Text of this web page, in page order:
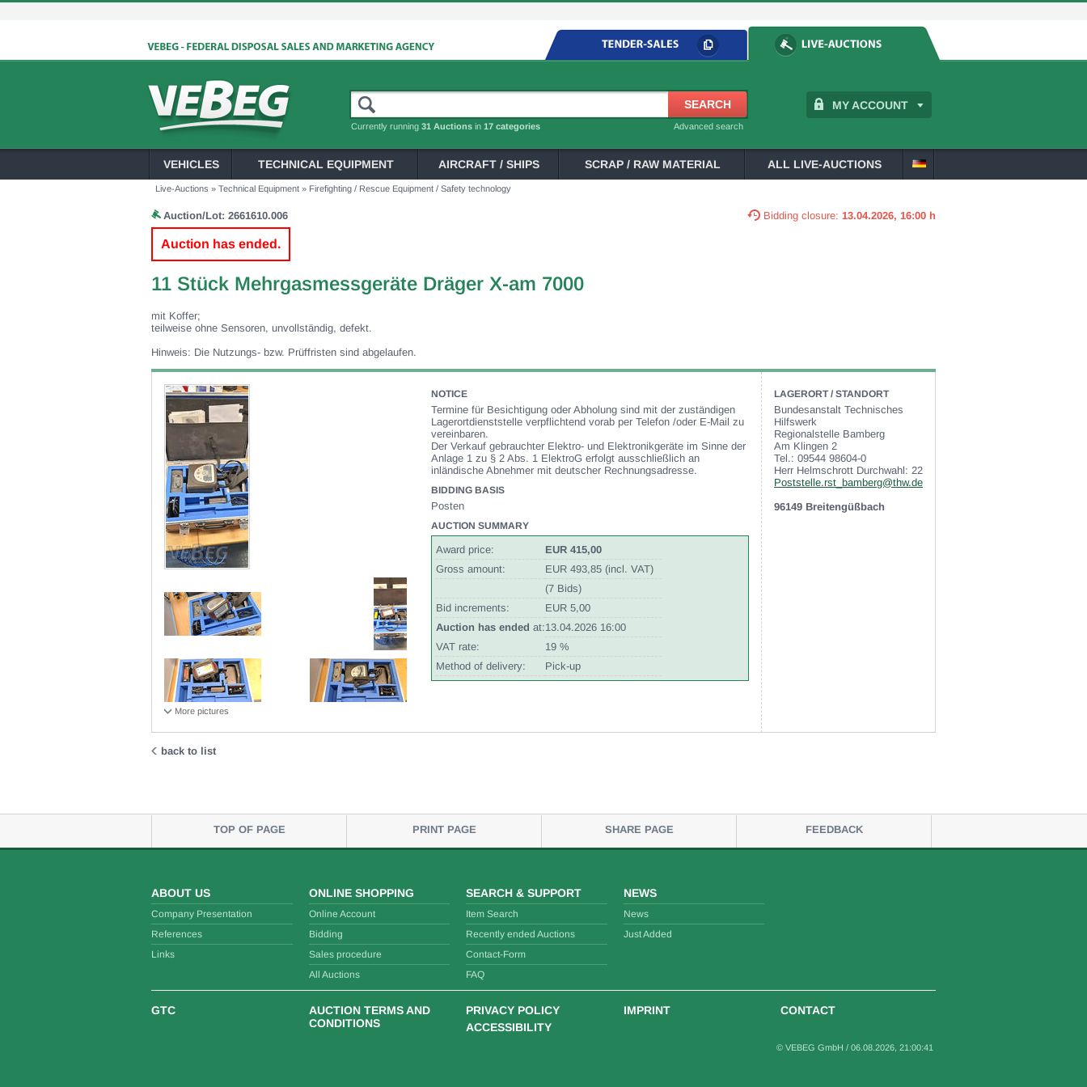
MY ACCOUNT
Advanced search
Currently running 31 Auctions in 17 categories
VEHICLES TECHNICAL EQUIPMENT AIRCRAFT / SHIPS SCRAP / RAW MATERIAL ALL LIVE-AUCTIONS
Live-Auctions » Technical Equipment » Firefighting / Rescue Equipment / Safety technology
Bidding closure: 13.04.2026, 16:00 h
Auction/Lot: 2661610.006
Auction has ended.
11 Stück Mehrgasmessgeräte Dräger X-am 7000
mit Koffer;
teilweise ohne Sensoren, unvollständig, defekt.
Hinweis: Die Nutzungs- bzw. Prüffristen sind abgelaufen.
More pictures
NOTICE
Termine für Besichtigung oder Abholung sind mit der zuständigen
Lagerortdienststelle verpflichtend vorab per Telefon /oder E-Mail zu
vereinbaren.
Der Verkauf gebrauchter Elektro- und Elektronikgeräte im Sinne der
Anlage 1 zu § 2 Abs. 1 ElektroG erfolgt ausschließlich an
inländische Abnehmer mit deutscher Rechnungsadresse.
BIDDING BASIS
Posten
AUCTION SUMMARY
Award price:
EUR 415,00
Gross amount:
EUR 493,85 (incl. VAT)
(7 Bids)
Bid increments:
EUR 5,00
Auction has ended at:13.04.2026 16:00
VAT rate:
19 %
Method of delivery:
Pick-up
LAGERORT / STANDORT
Bundesanstalt Technisches
Hilfswerk
Regionalstelle Bamberg
Am Klingen 2
Tel.: 09544 98604-0
Herr Helmschrott Durchwahl: 22
Poststelle.rst_bamberg@thw.de
96149 Breitengüßbach
back to list
TOP OF PAGE PRINT PAGE SHARE PAGE FEEDBACK
ABOUT US
Company Presentation
References
Links
ONLINE SHOPPING
Online Account
Bidding
Sales procedure
All Auctions
SEARCH & SUPPORT
Item Search
Recently ended Auctions
Contact-Form
FAQ
NEWS
News
Just Added
GTC
AUCTION TERMS AND
CONDITIONS
PRIVACY POLICY
ACCESSIBILITY
IMPRINT CONTACT
© VEBEG GmbH / 06.08.2026, 21:00:41